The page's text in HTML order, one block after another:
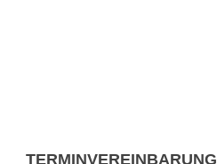
TERMINVEREINBARUNG